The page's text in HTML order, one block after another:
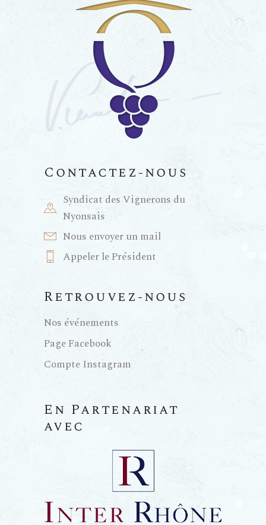
Contactez-nous
Syndicat des Vignerons du
Nyonsais
Nous envoyer un mail
Appeler le Président
Retrouvez-nous
Nos événements
Page Facebook
Compte Instagram
En Partenariat
avec